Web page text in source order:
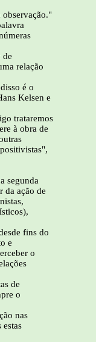
observação."
de
relação
é o
Kelsen e
trataremos
à obra de
segunda
da ação de
fins do
e
o
de
o
nas
estas